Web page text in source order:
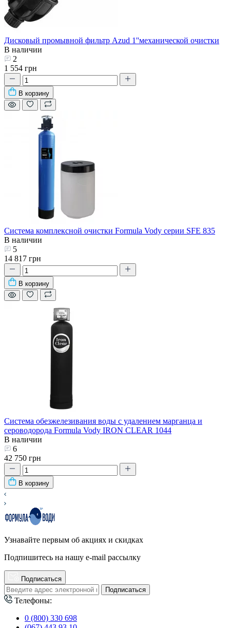
Дисковый промывной фильтр Azud 1''механической очистки
В наличии
2
1 554 грн
В корзину
Система комплексной очистки Formula Vody серии SFE 835
В наличии
5
14 817 грн
В корзину
Система обезжелезивания воды с удалением марганца и
сероводорода Formula Vody IRON CLEAR 1044
В наличии
6
42 750 грн
В корзину
Узнавайте первым об акциях и скидках
Подпишитесь на нашу e-mail рассылку
Подписаться
Подписаться
Телефоны:
0 (800) 330 698